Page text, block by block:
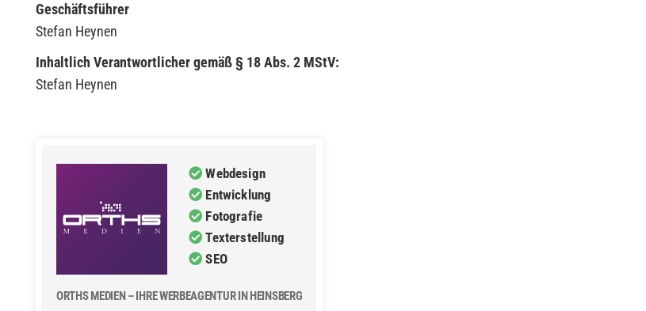
Geschäftsführer
Stefan Heynen
Inhaltlich Verantwortlicher gemäß § 18 Abs. 2 MStV:
Stefan Heynen
Webdesign
Entwicklung
Fotografie
Texterstellung
SEO
ORTHS MEDIEN – IHRE WERBEAGENTUR IN HEINSBERG